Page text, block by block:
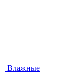
Влажные